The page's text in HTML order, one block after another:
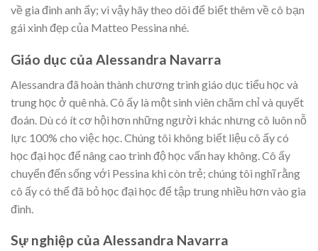
về gia đình anh ấy; vì vậy hãy theo dõi để biết thêm về cô bạn
gái xinh đẹp của Matteo Pessina nhé.
Giáo dục của Alessandra Navarra
Alessandra đã hoàn thành chương trình giáo dục tiểu học và
trung học ở quê nhà. Cô ấy là một sinh viên chăm chỉ và quyết
đoán. Dù có ít cơ hội hơn những người khác nhưng cô luôn nỗ
lực 100% cho việc học. Chúng tôi không biết liệu cô ấy có
học đại học để nâng cao trình độ học vấn hay không. Cô ấy
chuyển đến sống với Pessina khi còn trẻ; chúng tôi nghĩ rằng
cô ấy có thể đã bỏ học đại học để tập trung nhiều hơn vào gia
đình.
Sự nghiệp của Alessandra Navarra